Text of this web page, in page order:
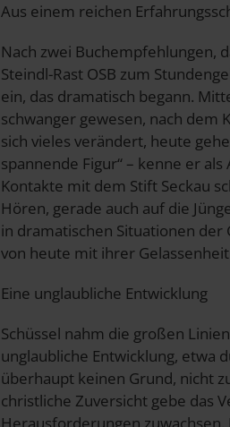
Aus einem reichen
Nach zwei Buchempfehlungen,
Steindl-Rast OSB zum
ein, das dramatisch begann.
schwanger gewesen, nach dem
sich vieles verändert, heute
spannende Figur“ – kenne er
Kontakte mit dem Stift Seckau
Hören, gerade auch auf die
in dramatischen Situationen der
von heute mit ihrer
Eine unglaubliche Entwicklung
Schüssel nahm die großen
unglaubliche Entwicklung, etwa
überhaupt keinen Grund, nicht
christliche Zuversicht gebe das